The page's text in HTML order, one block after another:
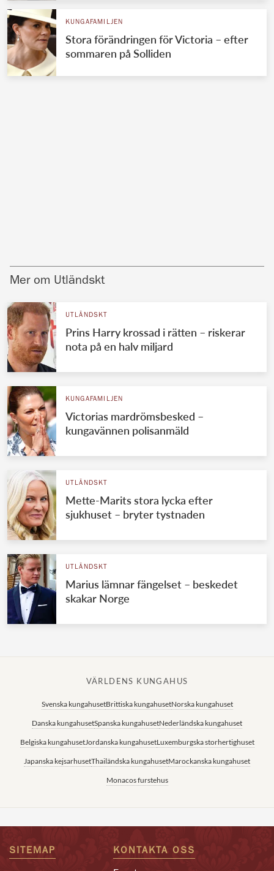
KUNGAFAMILJEN
Stora förändringen för Victoria – efter
sommaren på Solliden
Mer om Utländskt
UTLÄNDSKT
Prins Harry krossad i rätten – riskerar
nota på en halv miljard
KUNGAFAMILJEN
Victorias mardrömsbesked –
kungavännen polisanmäld
UTLÄNDSKT
Mette-Marits stora lycka efter
sjukhuset – bryter tystnaden
UTLÄNDSKT
Marius lämnar fängelset – beskedet
skakar Norge
VÄRLDENS KUNGAHUS
Svenska kungahusetBrittiska kungahusetNorska kungahuset
Danska kungahusetSpanska kungahusetNederländska kungahuset
Belgiska kungahusetJordanska kungahusetLuxemburgska storhertighuset
Japanska kejsarhusetThailändska kungahusetMarockanska kungahuset
Monacos furstehus
SITEMAP KONTAKTA OSS